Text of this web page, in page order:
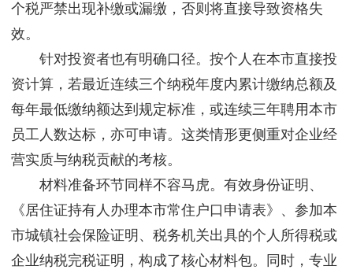
个税严禁出现补缴或漏缴，否则将直接导致资格失
效。
针对投资者也有明确口径。按个人在本市直接投
资计算，若最近连续三个纳税年度内累计缴纳总额及
每年最低缴纳额达到规定标准，或连续三年聘用本市
员工人数达标，亦可申请。这类情形更侧重对企业经
营实质与纳税贡献的考核。
材料准备环节同样不容马虎。有效身份证明、
《居住证持有人办理本市常住户口申请表》、参加本
市城镇社会保险证明、税务机关出具的个人所得税或
企业纳税完税证明，构成了核心材料包。同时，专业